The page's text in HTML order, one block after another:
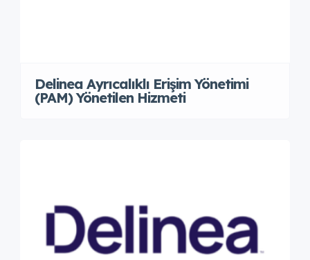
Delinea Ayrıcalıklı Erişim Yönetimi
(PAM) Yönetilen Hizmeti